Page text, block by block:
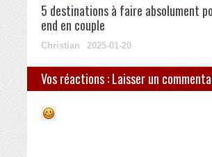
5 destinations à faire absolument
end en couple
Christian 2025-01-20
Vos réactions : Laisser un